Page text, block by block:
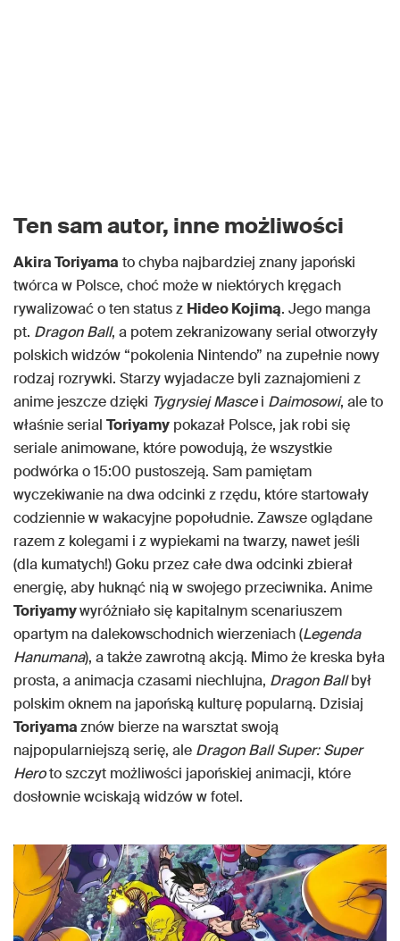
Ten sam autor, inne możliwości
Akira Toriyama to chyba najbardziej znany japoński
twórca w Polsce, choć może w niektórych kręgach
rywalizować o ten status z Hideo Kojimą. Jego manga
pt. Dragon Ball, a potem zekranizowany serial otworzyły
polskich widzów “pokolenia Nintendo” na zupełnie nowy
rodzaj rozrywki. Starzy wyjadacze byli zaznajomieni z
anime jeszcze dzięki Tygrysiej Mascei Daimosowi, ale to
właśnie serial Toriyamy pokazał Polsce, jak robi się
seriale animowane, które powodują, że wszystkie
podwórka o 15:00 pustoszeją. Sam pamiętam
wyczekiwanie na dwa odcinki z rzędu, które startowały
codziennie w wakacyjne popołudnie. Zawsze oglądane
razem z kolegami i z wypiekami na twarzy, nawet jeśli
(dla kumatych!) Goku przez całe dwa odcinki zbierał
energię, aby huknąć nią w swojego przeciwnika. Anime
Toriyamywyróżniało się kapitalnym scenariuszem
opartym na dalekowschodnich wierzeniach (Legenda
Hanumana), a także zawrotną akcją. Mimo że kreska była
prosta, a animacja czasami niechlujna, Dragon Ballbył
polskim oknem na japońską kulturę popularną. Dzisiaj
Toriyamaznów bierze na warsztat swoją
najpopularniejszą serię, ale Dragon Ball Super: Super
Heroto szczyt możliwości japońskiej animacji, które
dosłownie wciskają widzów w fotel.